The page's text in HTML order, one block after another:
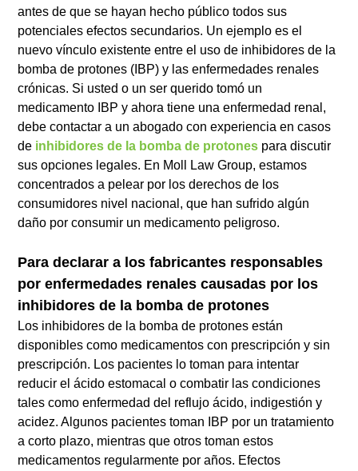
antes de que se hayan hecho público todos sus
potenciales efectos secundarios. Un ejemplo es el
nuevo vínculo existente entre el uso de inhibidores de la
bomba de protones (IBP) y las enfermedades renales
crónicas. Si usted o un ser querido tomó un
medicamento IBP y ahora tiene una enfermedad renal,
debe contactar a un abogado con experiencia en casos
de inhibidores de la bomba de protones para discutir
sus opciones legales. En Moll Law Group, estamos
concentrados a pelear por los derechos de los
consumidores nivel nacional, que han sufrido algún
daño por consumir un medicamento peligroso.
Para declarar a los fabricantes responsables
por enfermedades renales causadas por los
inhibidores de la bomba de protones
Los inhibidores de la bomba de protones están
disponibles como medicamentos con prescripción y sin
prescripción. Los pacientes lo toman para intentar
reducir el ácido estomacal o combatir las condiciones
tales como enfermedad del reflujo ácido, indigestión y
acidez. Algunos pacientes toman IBP por un tratamiento
a corto plazo, mientras que otros toman estos
medicamentos regularmente por años. Efectos